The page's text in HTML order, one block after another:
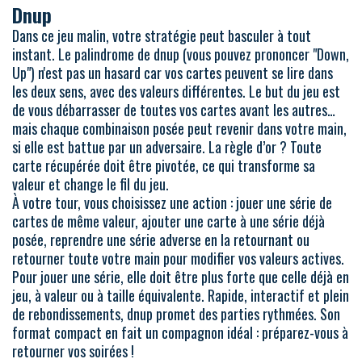
Dnup
Dans ce jeu malin, votre stratégie peut basculer à tout
instant. Le palindrome de dnup (vous pouvez prononcer "Down,
Up") n'est pas un hasard car vos cartes peuvent se lire dans
les deux sens, avec des valeurs différentes. Le but du jeu est
de vous débarrasser de toutes vos cartes avant les autres…
mais chaque combinaison posée peut revenir dans votre main,
si elle est battue par un adversaire. La règle d’or ? Toute
carte récupérée doit être pivotée, ce qui transforme sa
valeur et change le fil du jeu.
À votre tour, vous choisissez une action : jouer une série de
cartes de même valeur, ajouter une carte à une série déjà
posée, reprendre une série adverse en la retournant ou
retourner toute votre main pour modifier vos valeurs actives.
Pour jouer une série, elle doit être plus forte que celle déjà en
jeu, à valeur ou à taille équivalente. Rapide, interactif et plein
de rebondissements, dnup promet des parties rythmées. Son
format compact en fait un compagnon idéal : préparez-vous à
retourner vos soirées !